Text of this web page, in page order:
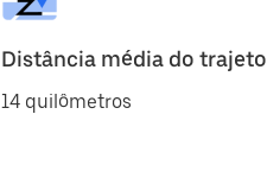
Distância média do trajeto
14 quilômetros